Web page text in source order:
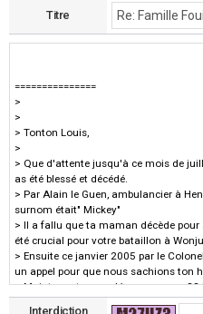
Titre
Interdiction